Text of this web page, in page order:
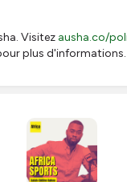
Visitez ausha.co/
plus d'informations.